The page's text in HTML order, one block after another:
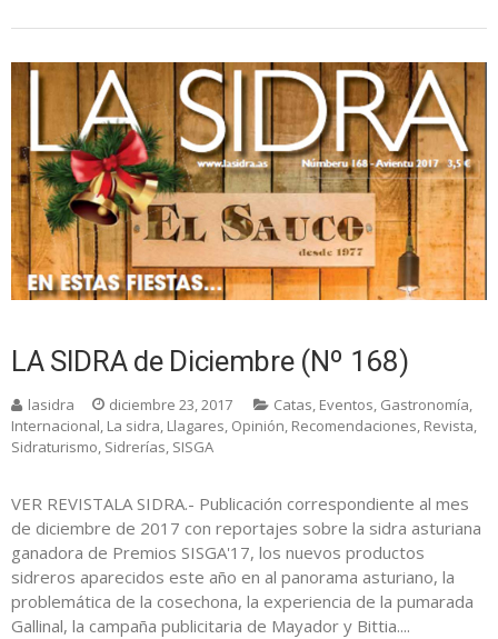
LA SIDRA de Diciembre (Nº 168)
lasidra diciembre 23, 2017 Catas, Eventos, Gastronomía,
Internacional, La sidra, Llagares, Opinión, Recomendaciones, Revista,
Sidraturismo, Sidrerías, SISGA
VER REVISTALA SIDRA.- Publicación correspondiente al mes
de diciembre de 2017 con reportajes sobre la sidra asturiana
ganadora de Premios SISGA'17, los nuevos productos
sidreros aparecidos este año en al panorama asturiano, la
problemática de la cosechona, la experiencia de la pumarada
Gallinal, la campaña publicitaria de Mayador y Bittia....